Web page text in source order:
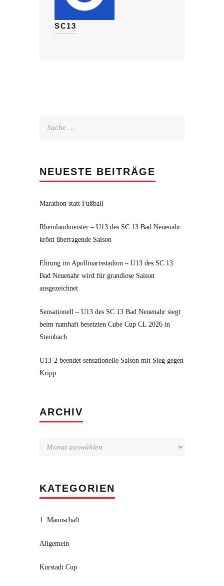
SC13
NEUESTE BEITRÄGE
Marathon statt Fußball
Rheinlandmeister – U13 des SC 13 Bad Neuenahr
krönt überragende Saison
Ehrung im Apollinarisstadion – U13 des SC 13
Bad Neuenahr wird für grandiose Saison
ausgezeichnet
Sensationell – U13 des SC 13 Bad Neuenahr siegt
beim namhaft besetzten Cube Cup CL 2026 in
Steinbach
U13-2 beendet sensationelle Saison mit Sieg gegen
Kripp
ARCHIV
KATEGORIEN
1. Mannschaft
Allgemein
Kurstadt Cup